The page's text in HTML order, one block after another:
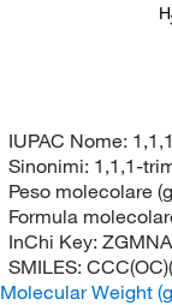
H
IUPAC Nome:
Sinonimi: 1,1,1-
Peso molecolare
Formula
InChi Key:
SMILES:
Molecular Weight